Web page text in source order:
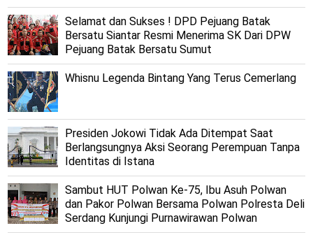
Selamat dan Sukses ! DPD Pejuang Batak
Bersatu Siantar Resmi Menerima SK Dari DPW
Pejuang Batak Bersatu Sumut
Whisnu Legenda Bintang Yang Terus Cemerlang
Presiden Jokowi Tidak Ada Ditempat Saat
Berlangsungnya Aksi Seorang Perempuan Tanpa
Identitas di Istana
Sambut HUT Polwan Ke-75, Ibu Asuh Polwan
dan Pakor Polwan Bersama Polwan Polresta Deli
Serdang Kunjungi Purnawirawan Polwan